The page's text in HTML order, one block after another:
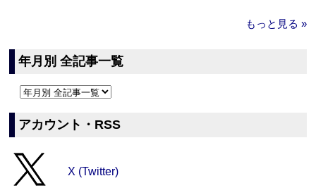
もっと見る »
年月別 全記事一覧
アカウント・RSS
X (Twitter)